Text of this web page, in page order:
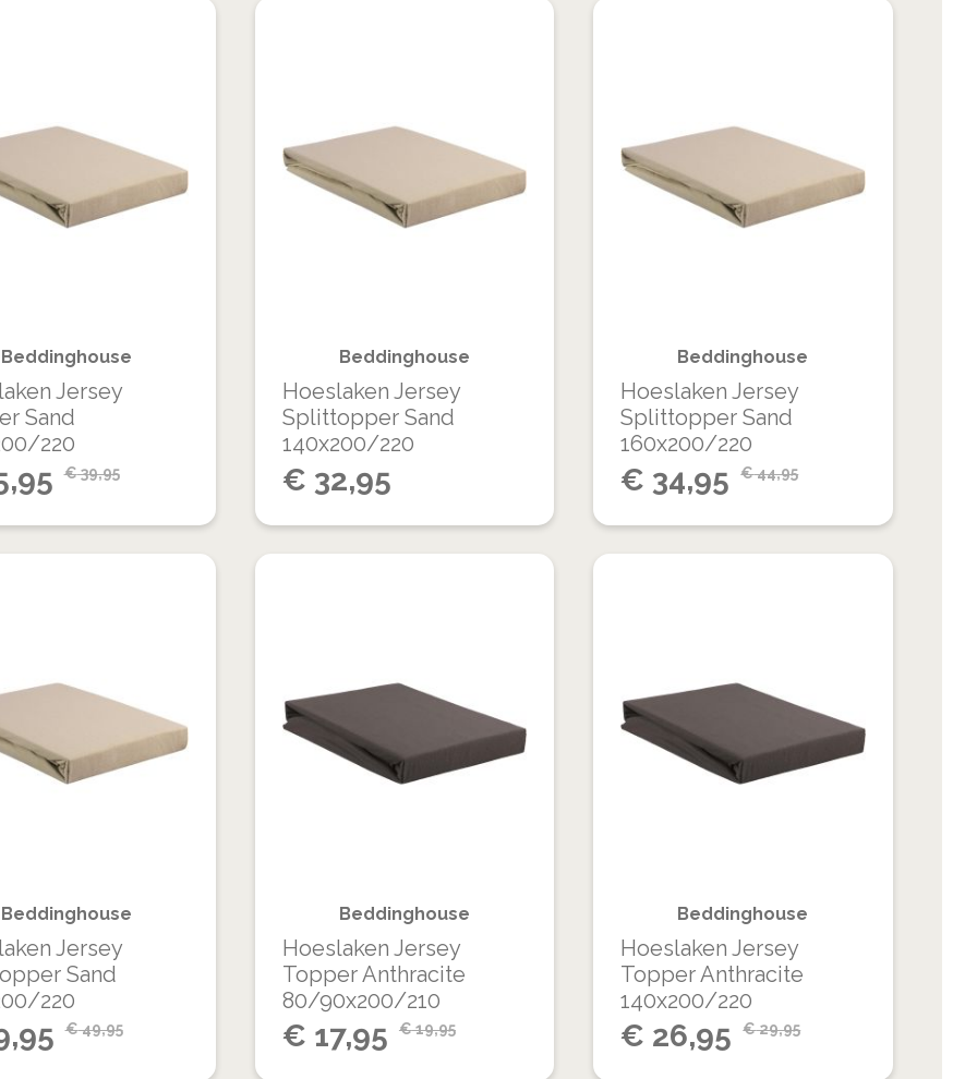
VERLANGLIJST
OM
Beddinghouse
Jersey
Sand
220
€39,95
VERLANGLIJST
OM
Beddinghouse
Hoeslaken Jersey
Splittopper Sand
140x200/220
€ 32,95
OM
Beddinghouse
Hoeslaken Jersey
Splittopper Sand
160x200/220
Special
Price
€ 34,95 €44,95
VERLANGLIJST
TOEVOEGEN
OM
Beddinghouse
Jersey
Sand
220
€49,95
VERLANGLIJST
TOEVOEGEN
OM
Beddinghouse
Hoeslaken Jersey
Topper Anthracite
80/90x200/210
Special
Price
€ 17,95 €19,95
OM
Beddinghouse
Hoeslaken Jersey
Topper Anthracite
140x200/220
Special
Price
€ 26,95 €29,95